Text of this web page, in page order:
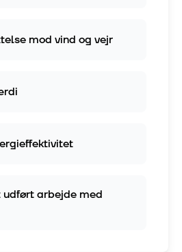
mod vind og vejr
udført arbejde med